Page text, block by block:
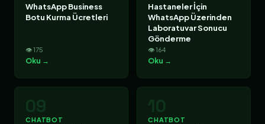
WhatsApp Business
Botu Kurma Ücretleri
👁 175
Oku →
Hastaneler İçin
WhatsApp Üzerinden
Laboratuvar Sonucu
Gönderme
👁 164
Oku →
09
CHATBOT
10
CHATBOT